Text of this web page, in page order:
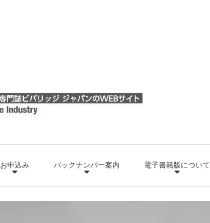
お申込み バックナンバー案内 電子書籍版について